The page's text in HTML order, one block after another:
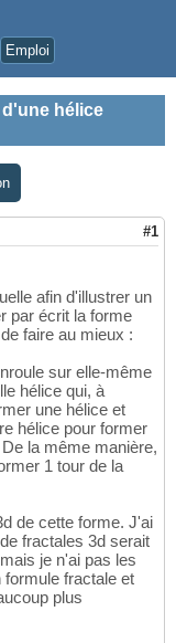
Emploi
hélice
#1
afin d'illustrer un
par écrit la forme
faire au mieux :
sur elle-même
hélice qui, à
une hélice et
hélice pour former
la même manière,
1 tour de la
de cette forme. J'ai
fractales 3d serait
je n'ai pas les
fractale et
plus